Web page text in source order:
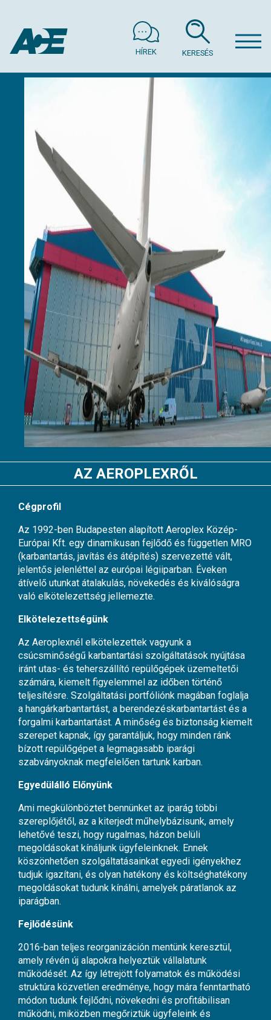
KERESÉS
HÍREK
AZ AEROPLEXRŐL
Cégprofil
Az 1992-ben Budapesten alapított Aeroplex Közép-
Európai Kft. egy dinamikusan fejlődő és független MRO
(karbantartás, javítás és átépítés) szervezetté vált,
jelentős jelenléttel az európai légiiparban. Éveken
átívelő utunkat átalakulás, növekedés és kiválóságra
való elkötelezettség jellemezte.
Elkötelezettségünk
Az Aeroplexnél elkötelezettek vagyunk a
csúcsminőségű karbantartási szolgáltatások nyújtása
iránt utas- és teherszállító repülőgépek üzemeltetői
számára, kiemelt figyelemmel az időben történő
teljesítésre. Szolgáltatási portfóliónk magában foglalja
a hangárkarbantartást, a berendezéskarbantartást és a
forgalmi karbantartást. A minőség és biztonság kiemelt
szerepet kapnak, így garantáljuk, hogy minden ránk
bízott repülőgépet a legmagasabb iparági
szabványoknak megfelelően tartunk karban.
Egyedülálló Előnyünk
Ami megkülönböztet bennünket az iparág többi
szereplőjétől, az a kiterjedt műhelybázisunk, amely
lehetővé teszi, hogy rugalmas, házon belüli
megoldásokat kínáljunk ügyfeleinknek. Ennek
köszönhetően szolgáltatásainkat egyedi igényekhez
tudjuk igazítani, és olyan hatékony és költséghatékony
megoldásokat tudunk kínálni, amelyek páratlanok az
iparágban.
Fejlődésünk
2016-ban teljes reorganizáción mentünk keresztül,
amely révén új alapokra helyeztük vállalatunk
működését. Az így létrejött folyamatok és működési
struktúra közvetlen eredménye, hogy mára fenntartható
módon tudunk fejlődni, növekedni és profitábilisan
működni, miközben megőriztük ügyfeleink és